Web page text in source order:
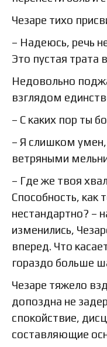
Чезаре тихо
– Надеюсь, речь
Это пустая трата
Недовольно
взглядом
– С каких пор ты
– Я слишком
ветряными
– Где же твоя
Способность, как
нестандартно? –
изменились,
вперед. Что
гораздо больше
Чезаре тяжело
допоздна не
спокойствие,
составляющие